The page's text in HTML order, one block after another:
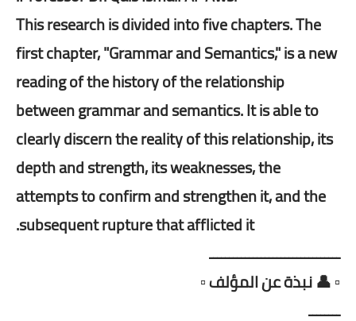
This research is divided into five chapters. The
first chapter, "Grammar and Semantics," is a new
reading of the history of the relationship
between grammar and semantics. It is able to
clearly discern the reality of this relationship, its
depth and strength, its weaknesses, the
attempts to confirm and strengthen it, and the
subsequent rupture that afflicted it.
ـــــــــــــــــــــــــــــــــ
▫️ 👤 نبذة عن المؤلف ▫️
ــــــــ